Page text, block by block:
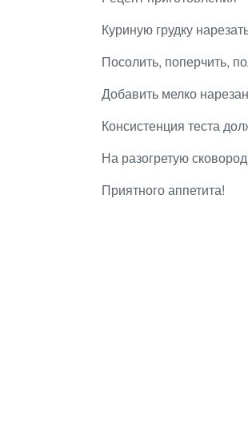
Куриную грудку
Посолить, поперчить,
Добавить мелко
Консистенция теста
На разогретую
Приятного аппетита!